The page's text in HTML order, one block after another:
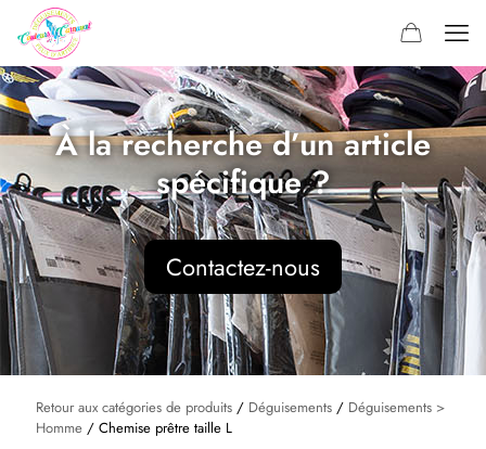
À la recherche d’un article
spécifique ?
Contactez-nous
Retour aux catégories de produits / Déguisements / Déguisements >
Homme / Chemise prêtre taille L